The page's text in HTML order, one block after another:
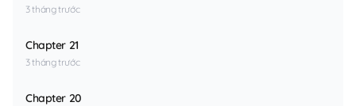
3 tháng trước
Chapter 21
3 tháng trước
Chapter 20